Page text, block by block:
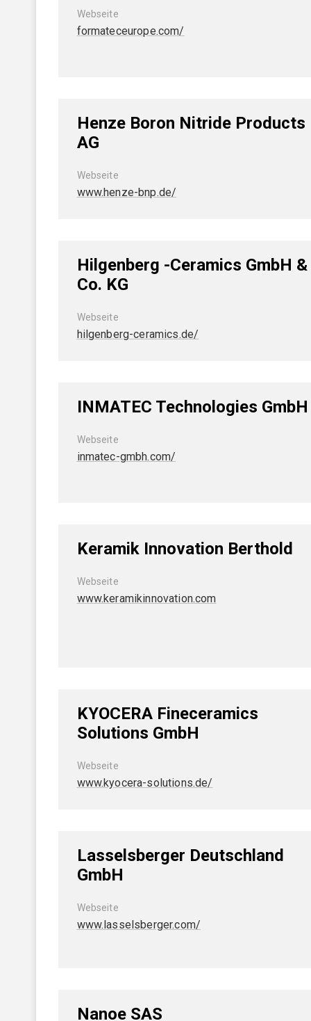
Webseite
formateceurope.com/
Henze Boron Nitride Products
AG
Webseite
www.henze-bnp.de/
Hilgenberg -Ceramics GmbH &
Co. KG
Webseite
hilgenberg-ceramics.de/
INMATEC Technologies GmbH
Webseite
inmatec-gmbh.com/
Keramik Innovation Berthold
Webseite
www.keramikinnovation.com
KYOCERA Fineceramics
Solutions GmbH
Webseite
www.kyocera-solutions.de/
Lasselsberger Deutschland
GmbH
Webseite
www.lasselsberger.com/
Nanoe SAS